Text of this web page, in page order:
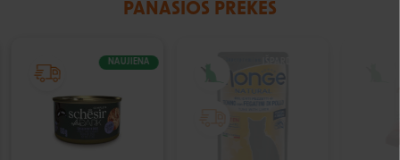
PANAŠIOS PREKĖS
NAUJIENA